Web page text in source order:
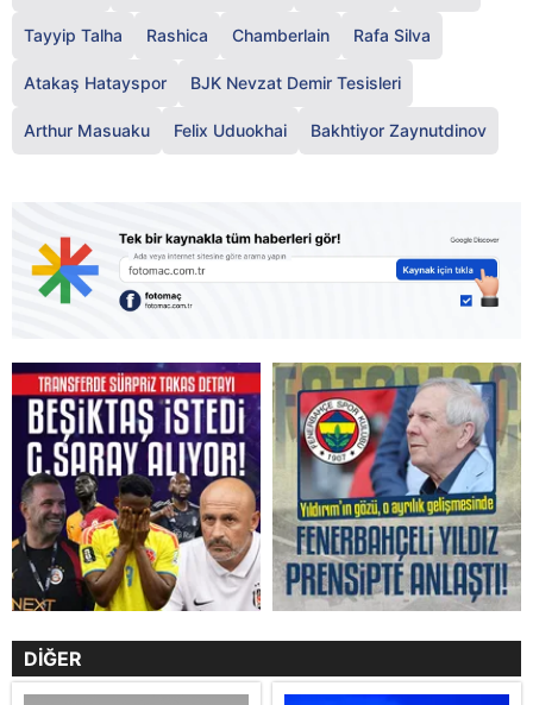
Tayyip Talha Rashica Chamberlain Rafa Silva
Atakaş Hatayspor BJK Nevzat Demir Tesisleri
Arthur Masuaku Felix Uduokhai Bakhtiyor Zaynutdinov
DİĞER